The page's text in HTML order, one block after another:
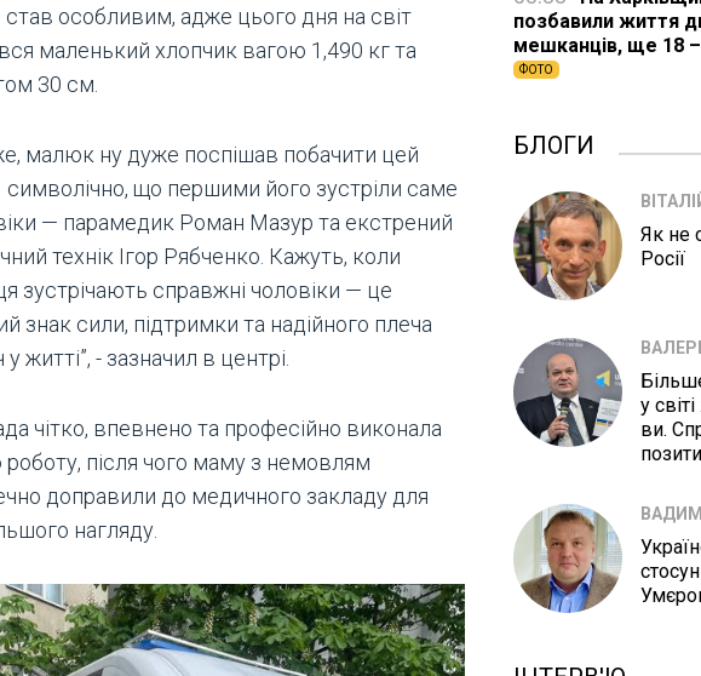
став особливим, адже цього дня на світ
маленький хлопчик вагою 1,490 кг та
30 см.
малюк ну дуже поспішав побачити цей
символічно, що першими його зустріли саме
— парамедик Роман Мазур та екстрений
технік Ігор Рябченко. Кажуть, коли
зустрічають справжні чоловіки — це
знак сили, підтримки та надійного плеча
у житті”, - зазначил в центрі.
чітко, впевнено та професійно виконала
після чого маму з немовлям
доправили до медичного закладу для
нагляду.
позбавили життя
мешканців, ще 18
ФОТО
БЛОГИ
Як не
Росії
у
ви.